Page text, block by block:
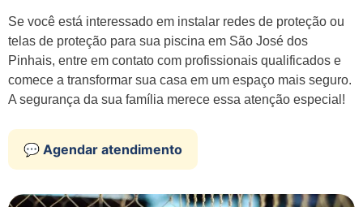
Se você está interessado em instalar redes de proteção ou
telas de proteção para sua piscina em São José dos
Pinhais, entre em contato com profissionais qualificados e
comece a transformar sua casa em um espaço mais seguro.
A segurança da sua família merece essa atenção especial!
💬 Agendar atendimento